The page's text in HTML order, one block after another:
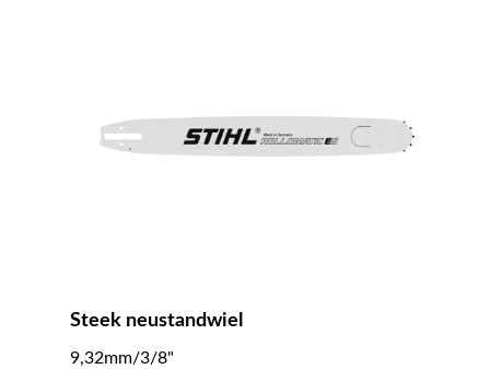
Steek neustandwiel
9,32mm/3/8"